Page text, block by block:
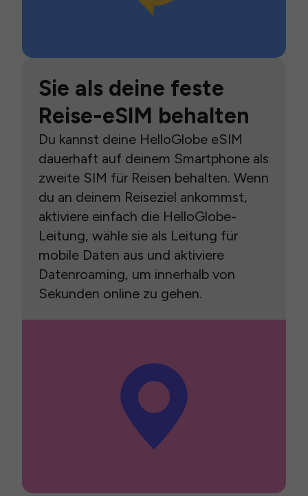
Sie als deine feste
Reise-eSIM behalten
Du kannst deine HelloGlobe eSIM
dauerhaft auf deinem Smartphone als
zweite SIM für Reisen behalten. Wenn
du an deinem Reiseziel ankommst,
aktiviere einfach die HelloGlobe-
Leitung, wähle sie als Leitung für
mobile Daten aus und aktiviere
Datenroaming, um innerhalb von
Sekunden online zu gehen.